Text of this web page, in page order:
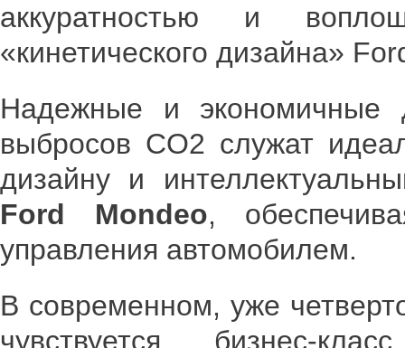
аккуратностью и
«кинетического дизайна»
Надежные и экономичные
выбросов CO2 служат
дизайну и
Ford Mondeo,
управления автомобилем.
В современном, уже
чувствуется бизнес-